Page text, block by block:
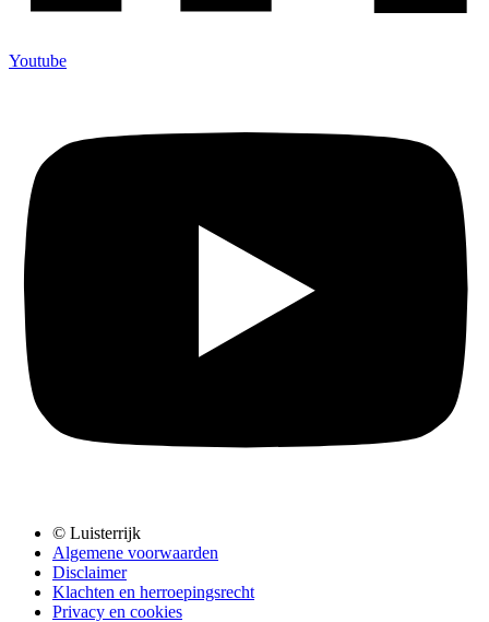
Youtube
© Luisterrijk
Algemene voorwaarden
Disclaimer
Klachten en herroepingsrecht
Privacy en cookies